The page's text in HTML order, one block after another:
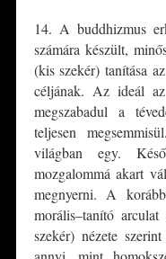
14. A buddhizmus
számára készült,
(kis szekér) tanítása
céljának. Az ideál
megszabadul a
teljesen
világban egy.
mozgalommá akart
megnyerni. A
morális–tanító
szekér) nézete